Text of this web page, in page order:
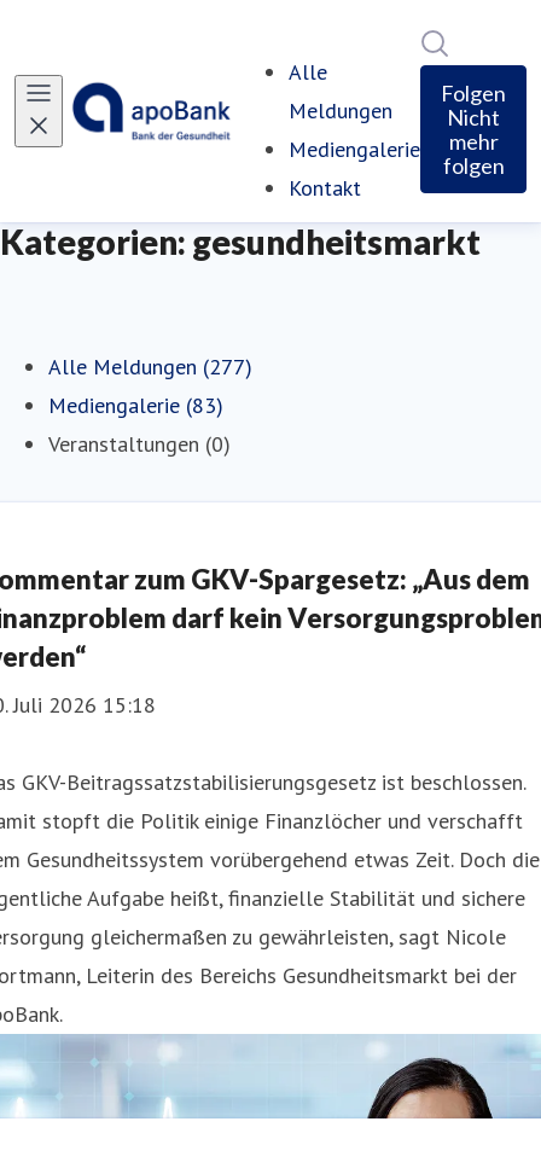
Alle
Meldungen
Mediengalerie
Kontakt
Folgen
Nicht
mehr
folgen
Kategorien: gesundheitsmarkt
Alle Meldungen (277)
Mediengalerie (83)
Veranstaltungen (0)
zum GKV-Spargesetz: „Aus dem
darf kein
Juli 2026 15:18
GKV-Beitragssatzstabilisierungsgesetz ist beschlossen.
stopft die Politik einige Finanzlöcher und verschafft
Gesundheitssystem vorübergehend etwas Zeit. Doch die
Aufgabe heißt, finanzielle Stabilität und sichere
gleichermaßen zu gewährleisten, sagt Nicole
Leiterin des Bereichs Gesundheitsmarkt bei der